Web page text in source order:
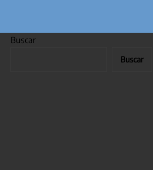
Buscar
Buscar